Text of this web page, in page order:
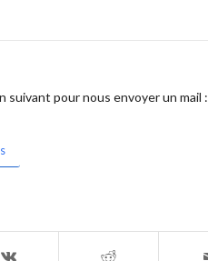
pour nous envoyer un mail :